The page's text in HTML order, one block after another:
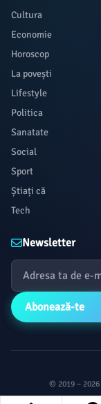
Cultura
Economie
Horoscop
La povești
Lifestyle
Politica
Sanatate
Social
Sport
Știați că
Tech
Newsletter
Abonează-te
© 2019 – 2026